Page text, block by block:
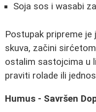
Soja sos i wasabi
Postupak pripreme je
skuva, začini
ostalim sastojcima u
praviti rolade ili
Humus - Savršen